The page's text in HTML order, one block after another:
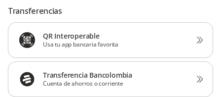
Transferencias
QR Interoperable
Usa tu app bancaria favorita
Transferencia Bancolombia
Cuenta de ahorros o corriente